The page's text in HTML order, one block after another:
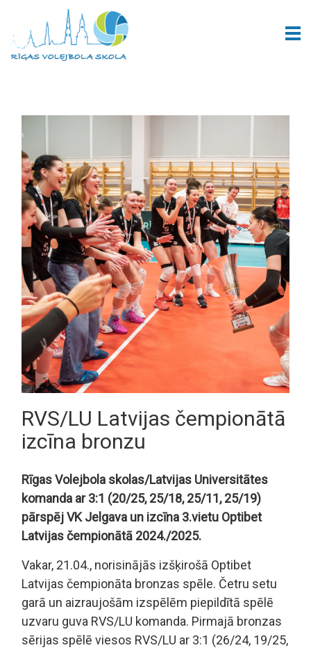
RVS/LU Latvijas čempionātā
izcīna bronzu
Rīgas Volejbola skolas/Latvijas Universitātes
komanda ar 3:1 (20/25, 25/18, 25/11, 25/19)
pārspēj VK Jelgava un izcīna 3.vietu Optibet
Latvijas čempionātā 2024./2025.
Vakar, 21.04., norisinājās izšķirošā Optibet
Latvijas čempionāta bronzas spēle. Četru setu
garā un aizraujošām izspēlēm piepildītā spēlē
uzvaru guva RVS/LU komanda. Pirmajā bronzas
sērijas spēlē viesos RVS/LU ar 3:1 (26/24, 19/25,